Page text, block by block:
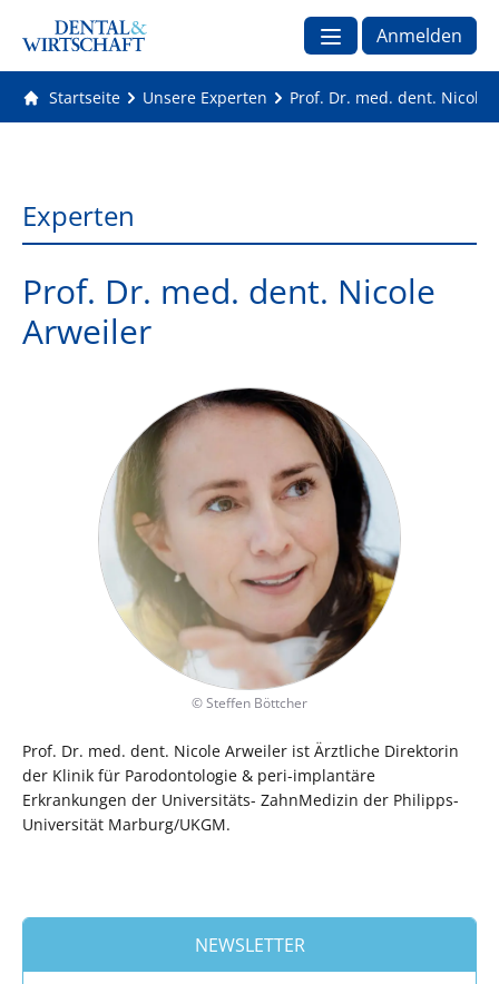
Anmelden
Startseite Unsere Experten Prof. Dr. med. dent. Nicole
Experten
Prof. Dr. med. dent. Nicole
Arweiler
©Steffen Böttcher
Prof. Dr. med. dent. Nicole Arweiler ist Ärztliche Direktorin
der Klinik für Parodontologie & peri-implantäre
Erkrankungen der Universitäts- ZahnMedizin der Philipps-
Universität Marburg/UKGM.
NEWSLETTER